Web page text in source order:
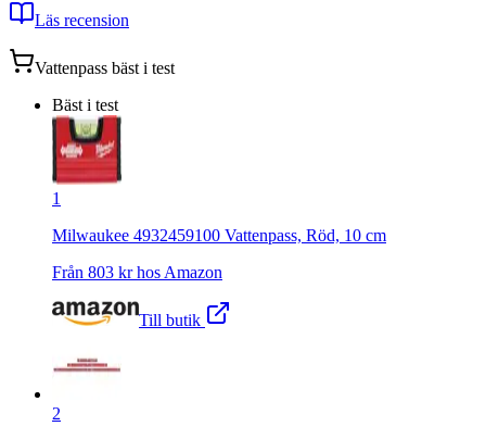
Läs recension
Vattenpass bäst i test
Bäst i test
1
Milwaukee 4932459100 Vattenpass, Röd, 10 cm
Från 803 kr hos Amazon
Till butik
2